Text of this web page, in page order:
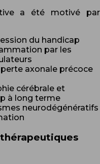
a été motivé par
du handicap
par les
axonale précoce
cérébrale et
à long terme
neurodégénératifs